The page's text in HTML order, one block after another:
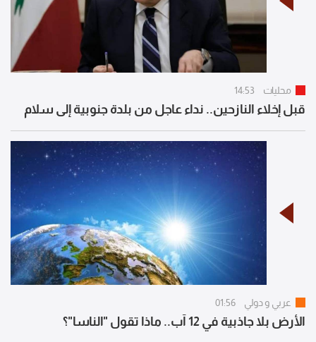
محليات 14:53
قبل إخلاء النازحين.. نداء عاجل من بلدة جنوبية إلى سلام
عربي و دولي 01:56
الأرض بلا جاذبية في 12 آب.. ماذا تقول "الناسا"؟